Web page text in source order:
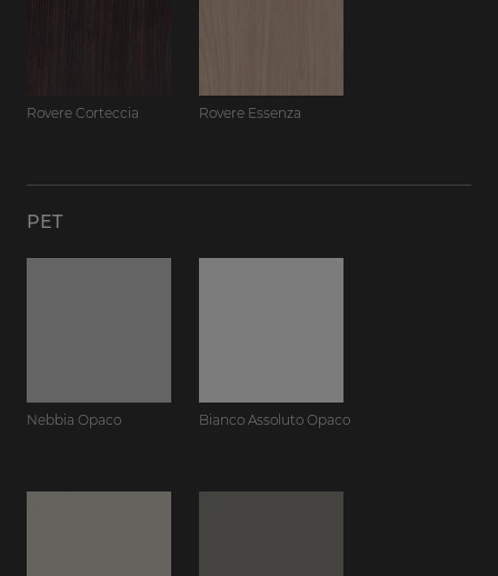
Rovere Corteccia Rovere Essenza
PET
Nebbia Opaco Bianco Assoluto Opaco